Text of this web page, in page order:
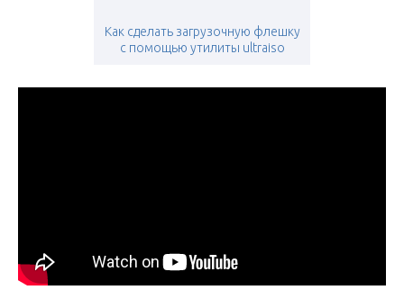
Как сделать загрузочную флешку
с помощью утилиты ultraiso